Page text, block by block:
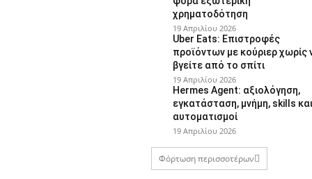
χρηματοδότηση
19 Απριλίου 2026
Uber Eats: Επιστροφές
προϊόντων με κούριερ χωρίς
βγείτε από το σπίτι
19 Απριλίου 2026
Hermes Agent: αξιολόγηση,
εγκατάσταση, μνήμη, skills και
αυτοματισμοί
19 Απριλίου 2026
Φόρτωση περισσοτέρων